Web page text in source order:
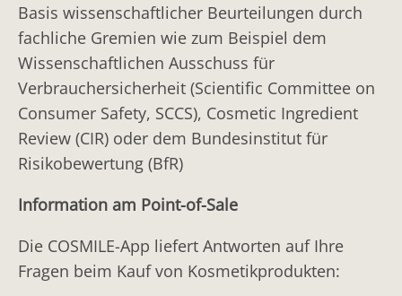
Anteilen von Kalium- oder Natriumstearat
LANOLIN
Wollwachs, Wollfett
LECITHIN
Lecithin
PEG-120 METHYL GLUCOSE DIOLEATE
Veresterungsprodukt der Ölsäure mit Methylglucose
CH2-O-)
PEG-18 GLYCERYL OLEATE/COCOATE
Haarfestiger (Pflege)
Haarfestiger (Styling)
Haarglättungsmittel
Haarstyling-Produkte (sonstige)
Handpflegeprodukte
Hautbleichmittel
Intimpflegeprodukte
Körperfarben
Basis wissenschaftlicher Beurteilungen durch
fachliche Gremien wie zum Beispiel dem
Wissenschaftlichen Ausschuss für
Verbrauchersicherheit (Scientific Committee on
Consumer Safety, SCCS), Cosmetic Ingredient
Review (CIR) oder dem Bundesinstitut für
Risikobewertung (BfR)
Information am Point-of-Sale
Die COSMILE-App liefert Antworten auf Ihre
Fragen beim Kauf von Kosmetikprodukten: